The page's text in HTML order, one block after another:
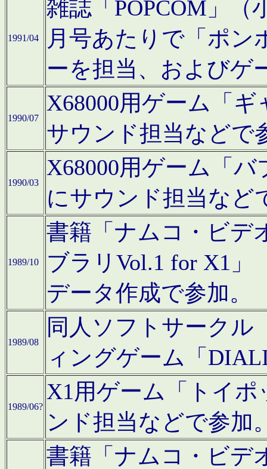
1991/04
雑誌「POPCOM」（
月号あたりで「ポン
ーを担当、およびゲ
1990/07
X68000用ゲーム「
サウンド担当などで
1990/03
X68000用ゲーム「
にサウンド担当など
1989/10
書籍「ナムコ・ビデ
ブラリVol.1 for X1」
データ作成で参加。
1989/08
同人ソフトサークル
ィングゲーム「
1989/06?
X1用ゲーム「トイ
ンド担当などで参加
書籍「ナムコ・ビデ